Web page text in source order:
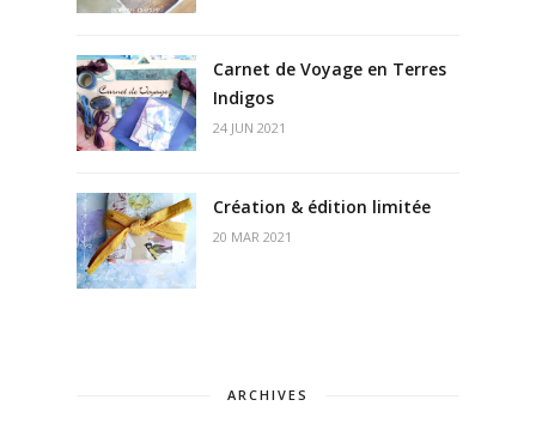
Carnet de Voyage en Terres
Indigos
24 JUN 2021
Création & édition limitée
20 MAR 2021
ARCHIVES